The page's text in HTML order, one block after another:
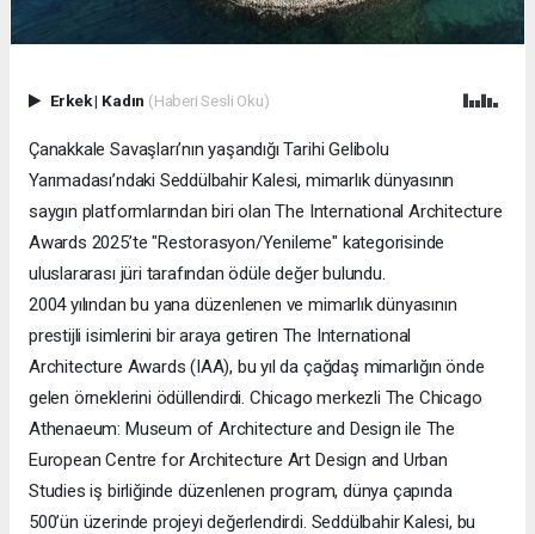
Erkek| Kadın (Haberi Sesli Oku)
Çanakkale Savaşları’nın yaşandığı Tarihi Gelibolu
Yarımadası’ndaki Seddülbahir Kalesi, mimarlık dünyasının
saygın platformlarından biri olan The International Architecture
Awards 2025’te "Restorasyon/Yenileme" kategorisinde
uluslararası jüri tarafından ödüle değer bulundu.
2004 yılından bu yana düzenlenen ve mimarlık dünyasının
prestijli isimlerini bir araya getiren The International
Architecture Awards (IAA), bu yıl da çağdaş mimarlığın önde
gelen örneklerini ödüllendirdi. Chicago merkezli The Chicago
Athenaeum: Museum of Architecture and Design ile The
European Centre for Architecture Art Design and Urban
Studies iş birliğinde düzenlenen program, dünya çapında
500’ün üzerinde projeyi değerlendirdi. Seddülbahir Kalesi, bu